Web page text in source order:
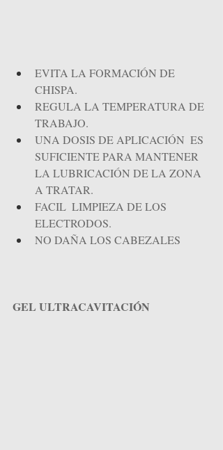
EVITA LA FORMACIÓN DE
CHISPA.
REGULA LA TEMPERATURA DE
TRABAJO.
UNA DOSIS DE APLICACIÓN  ES
SUFICIENTE PARA MANTENER
LA LUBRICACIÓN DE LA ZONA
A TRATAR.
FACIL  LIMPIEZA DE LOS
ELECTRODOS.
NO DAÑA LOS CABEZALES
GEL ULTRACAVITACIÓN